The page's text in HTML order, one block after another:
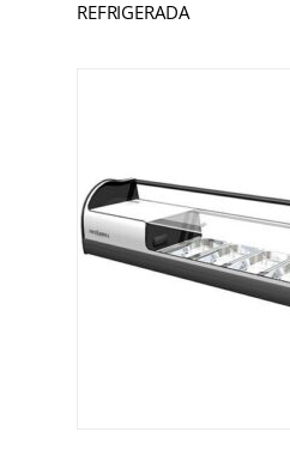
REFRIGERADA